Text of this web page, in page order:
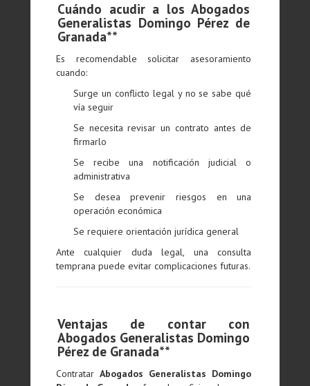
Cuándo acudir a los Abogados
Generalistas Domingo Pérez de
Granada**
Es recomendable solicitar asesoramiento
cuando:
Surge un conflicto legal y no se sabe qué
vía seguir
Se necesita revisar un contrato antes de
firmarlo
Se recibe una notificación judicial o
administrativa
Se desea prevenir riesgos en una
operación económica
Se requiere orientación jurídica general
Ante cualquier duda legal, una consulta
temprana puede evitar complicaciones futuras.
Ventajas de contar con
Abogados Generalistas Domingo
Pérez de Granada**
ContratarAbogados Generalistas Domingo